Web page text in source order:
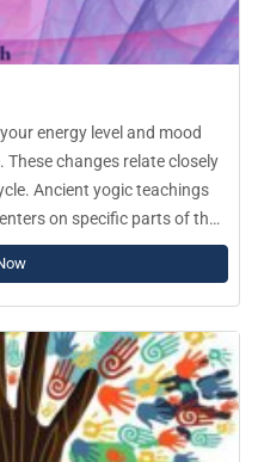
energy level and mood
changes relate closely
Ancient yogic teachings
on specific parts of the
energy concentrates in
days. Similarly to the
your mood, decisions,
the world.